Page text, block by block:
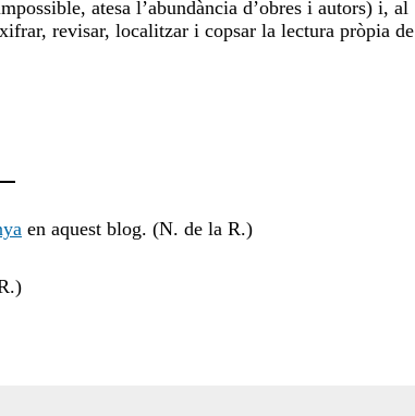
atesa l’abundància d’obres i autors) i, al
revisar, localitzar i copsar la lectura pròpia de
en aquest blog. (N. de la R.)